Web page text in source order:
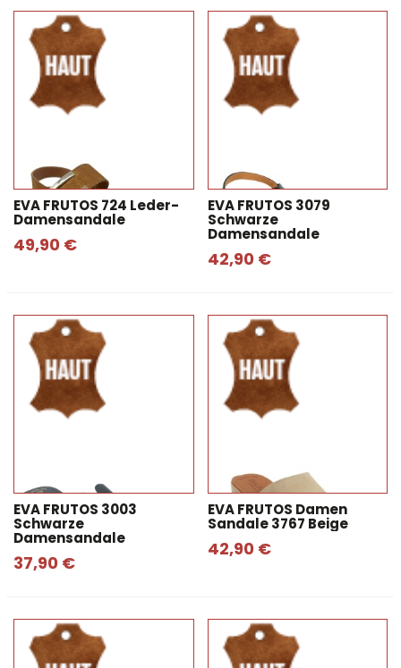
EVA FRUTOS 724 Leder-
Damensandale
49,90 €
EVA FRUTOS 3079
Schwarze
Damensandale
42,90 €
EVA FRUTOS 3003
Schwarze
Damensandale
37,90 €
EVA FRUTOS Damen
Sandale 3767 Beige
42,90 €